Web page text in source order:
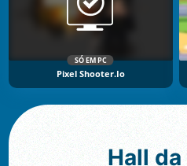
SÓ EM PC
Pixel Shooter.io
Hall da